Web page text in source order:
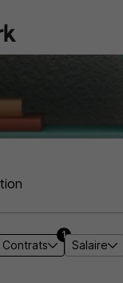
Contrats
1
Salaire